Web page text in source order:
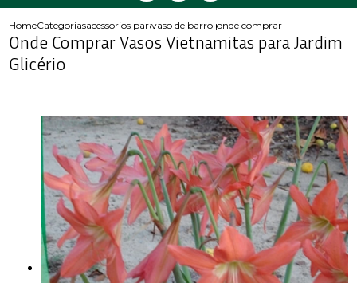
HomeCategoriasacessorios para jardinsvaso de barro para jardim
onde comprar vasos
Onde Comprar Vasos Vietnamitas para Jardim
Glicério